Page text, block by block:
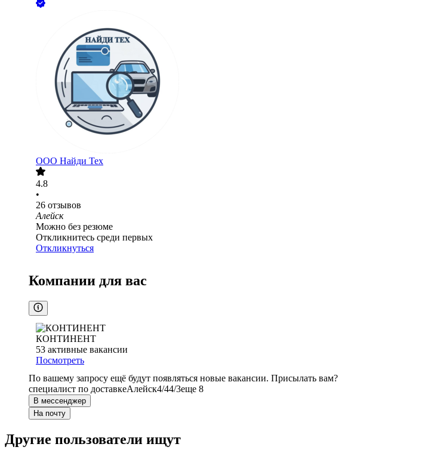
ООО Найди Тех
4.8
•
26 отзывов
Алейск
Можно без резюме
Откликнитесь среди первых
Откликнуться
Компании для вас
КОНТИНЕНТ
53 активные вакансии
Посмотреть
По вашему запросу ещё будут появляться новые вакансии. Присылать вам?
специалист по доставкеАлейск4/44/3еще 8
В мессенджер
На почту
Другие пользователи ищут